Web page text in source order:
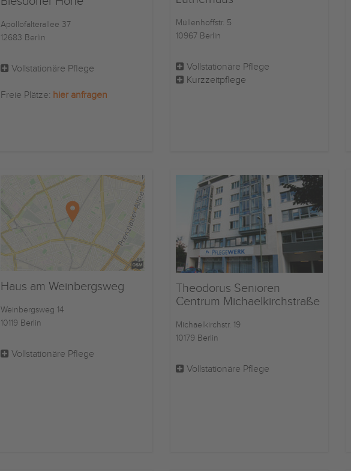
Apollofalterallee 37
12683 Berlin
Vollstationäre Pflege
Freie Plätze: hier anfragen
Müllenhoffstr. 5
10967 Berlin
Vollstationäre Pflege
Kurzzeitpflege
Haus am Weinbergsweg
Weinbergsweg 14
10119 Berlin
Vollstationäre Pflege
Theodorus Senioren
Centrum Michaelkirchstraße
Michaelkirchstr. 19
10179 Berlin
Vollstationäre Pflege